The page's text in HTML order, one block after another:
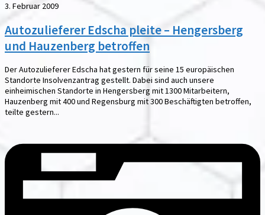
3. Februar 2009
Autozulieferer Edscha pleite – Hengersberg
und Hauzenberg betroffen
Der Autozulieferer Edscha hat gestern für seine 15 europäischen
Standorte Insolvenzantrag gestellt. Dabei sind auch unsere
einheimischen Standorte in Hengersberg mit 1300 Mitarbeitern,
Hauzenberg mit 400 und Regensburg mit 300 Beschäftigten betroffen,
teilte gestern...